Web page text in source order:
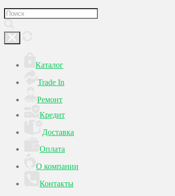
Каталог
Trade In
Ремонт
Кредит
Доставка
Оплата
О компании
Контакты